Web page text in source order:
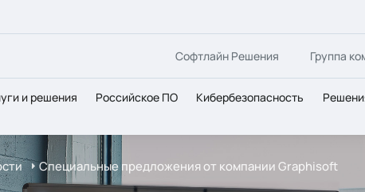
Софтлайн Решения Группа
и решения Российское ПО Кибербезопасность
Специальные предложения от компании Graphisoft